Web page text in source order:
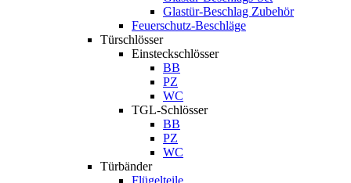
Glastür-Beschlag Zubehör
Feuerschutz-Beschläge
Türschlösser
Einsteckschlösser
BB
PZ
WC
TGL-Schlösser
BB
PZ
WC
Türbänder
Flügelteile